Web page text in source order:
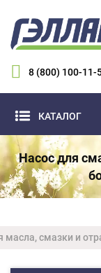
8 (800) 100-11-
КАТАЛОГ
Насос для
смазки и